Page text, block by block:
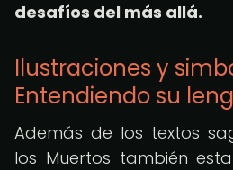
desafíos del más allá.
Ilustraciones y
Entendiendo su
Además de los textos
los Muertos también